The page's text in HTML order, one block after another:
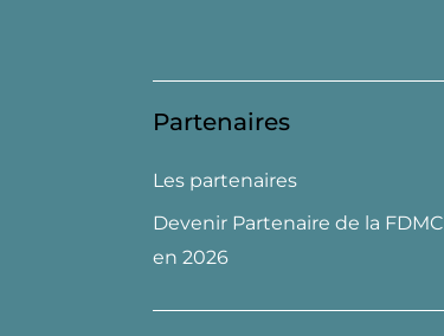
Partenaires
Les partenaires
Devenir Partenaire de la FDMC
en 2026